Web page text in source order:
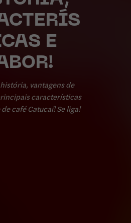
E
vantagens de
características
café Catucaí! Se liga!